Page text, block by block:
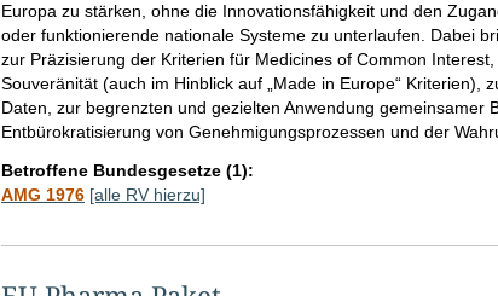
Europa zu stärken, ohne die Innovationsfähigkeit und den
oder funktionierende nationale Systeme zu unterlaufen. Dabei
zur Präzisierung der Kriterien für Medicines of Common
Souveränität (auch im Hinblick auf „Made in Europe“ Kriterien),
Daten, zur begrenzten und gezielten Anwendung gemeinsamer
Entbürokratisierung von Genehmigungsprozessen und der
Betroffene Bundesgesetze (1):
AMG 1976 [alle RV hierzu]